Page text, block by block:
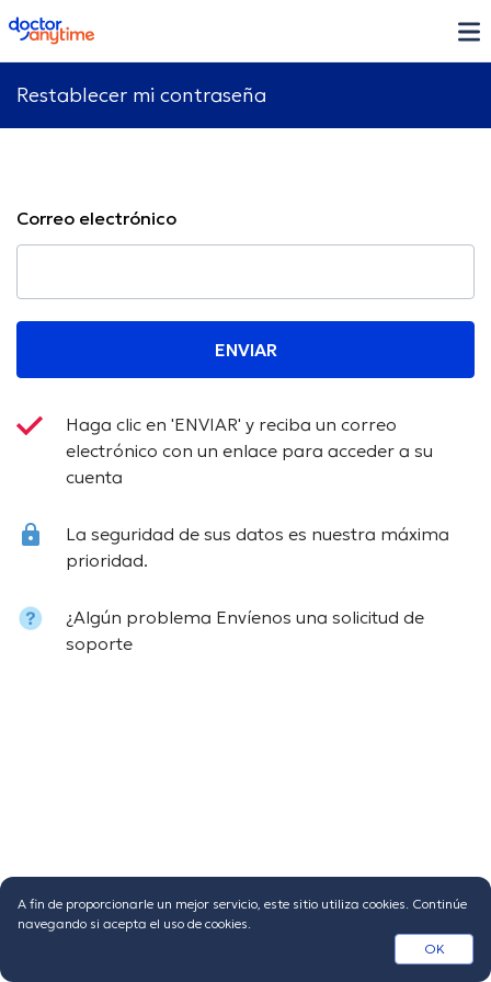
doctoranytime
Restablecer mi contraseña
Correo electrónico
ENVIAR
Haga clic en 'ENVIAR' y reciba un correo
electrónico con un enlace para acceder a su
cuenta
La seguridad de sus datos es nuestra máxima
prioridad.
¿Algún problema Envíenos una solicitud de
soporte
A fin de proporcionarle un mejor servicio, este sitio utiliza cookies. Continúe
navegando si acepta el uso de cookies.
OK